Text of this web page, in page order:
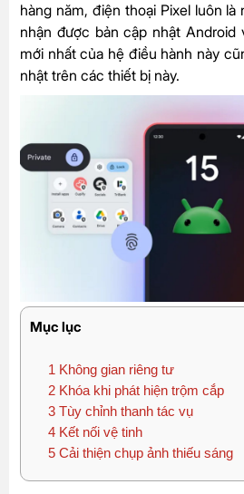
hàng năm, điện thoại Pixelluôn là
nhận được bản cập nhật Android
mới nhất của hệ điều hành này
nhật trên các thiết bị này.
Mục lục
1 Không gian riêng tư
2 Khóa khi phát hiện trộm cắp
3 Tùy chỉnh thanh tác vụ
4 Kết nối vệ tinh
5 Cải thiện chụp ảnh thiếu sáng